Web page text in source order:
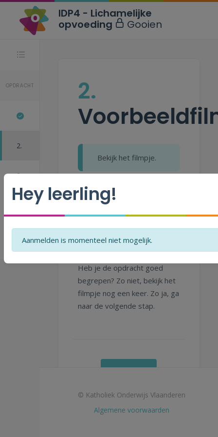
OPDRACHT
2.
3.
2.
Bekijk het filmpje.
Heb je de opdracht goed
begrepen? Zo niet, bekijk het
filmpje nog een keer. Zo ja, ga
naar de volgende stap.
© Katholiek Onderwijs Vlaanderen
Algemene voorwaarden
IDP4 - Lichamelijke
opvoeding
Gooien
Hey leerling!
Aanmelden is momenteel niet mogelijk.